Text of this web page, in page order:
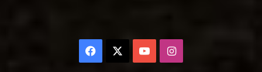
Facebook YouTubeInstagram